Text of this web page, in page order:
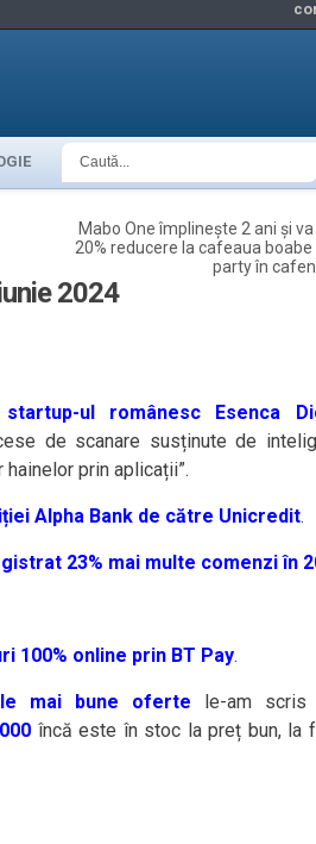
Mabo One împlinește 2 ani și
20% reducere la cafeaua boabe
party în
2024
ul românesc Esenca
de scanare susținute de
prin aplicații”.
Alpha Bank de către Unicredit.
23% mai multe comenzi în
100% online prin BT Pay.
mai bune oferte le-am scris
încă este în stoc la preț bun, la